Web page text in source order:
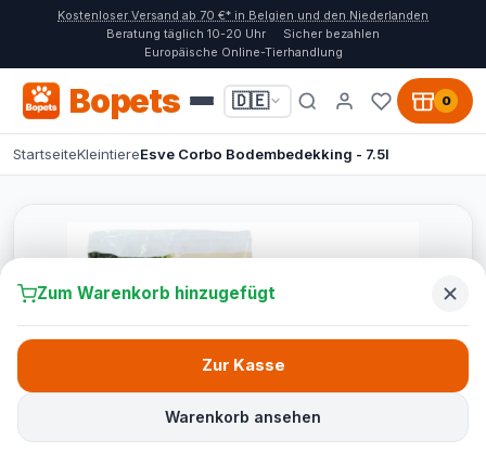
Kostenloser Versand ab 70 €* in Belgien und den Niederlanden
Beratung täglich 10-20 Uhr
Sicher bezahlen
Europäische Online-Tierhandlung
Bopets 🇩🇪 0
StartseiteKleintiereEsve Corbo Bodembedekking - 7.5l
Zum Warenkorb hinzugefügt
Warenkorb ansehen
Zur Kasse